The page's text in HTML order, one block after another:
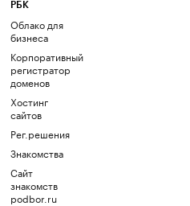
РБК
Облако для
бизнеса
Корпоративный
регистратор
доменов
Хостинг
сайтов
Рег.решения
Знакомства
Сайт
знакомств
podbor.ru